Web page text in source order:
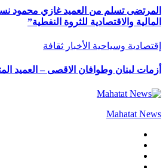
المرتضى تسلم من العميد غازي محمود
المالية والاقتصادية للثروة النفطية”
إقتصادية وسياحية الأخبار ثقافة
أزمات لبنان وطوافان الاقصى – العميد
Mahatat News